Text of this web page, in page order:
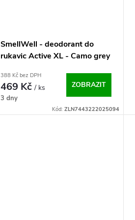
SmellWell - deodorant do
rukavic Active XL - Camo grey
388 Kč bez DPH
469 Kč/ ks
3 dny
ZOBRAZIT
Kód: ZLN7443222025094